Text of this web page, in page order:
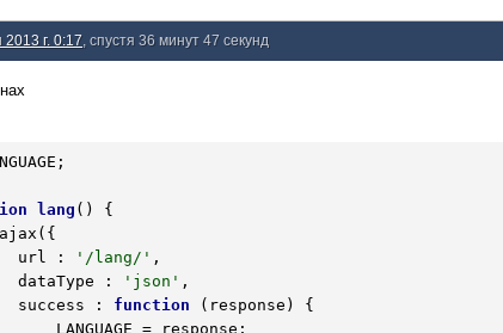
2013 г. 0:17 , спустя 36 минут 47 секунд
lang ()
{
        url :
'/lang/' ,
        dataType :
'json' ,
        success :
function (response)
{